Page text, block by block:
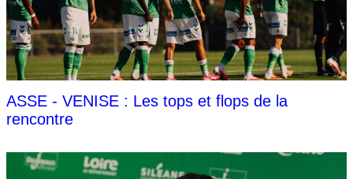
ASSE - VENISE : Les tops et flops de la
rencontre